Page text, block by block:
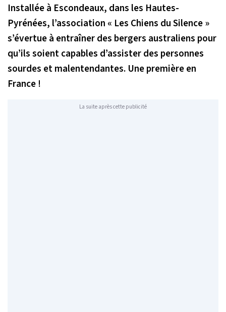
Installée à Escondeaux, dans les Hautes-
Pyrénées, l’association « Les Chiens du Silence »
s’évertue à entraîner des bergers australiens pour
qu’ils soient capables d’assister des personnes
sourdes et malentendantes. Une première en
France !
La suite après cette publicité